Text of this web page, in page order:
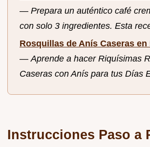
— Prepara un auténtico café
con solo 3 ingredientes. Esta
Rosquillas de Anís Caseras en
—Aprende a hacer Riquísimas
Caseras con Anís para tus Días
Instrucciones Paso a